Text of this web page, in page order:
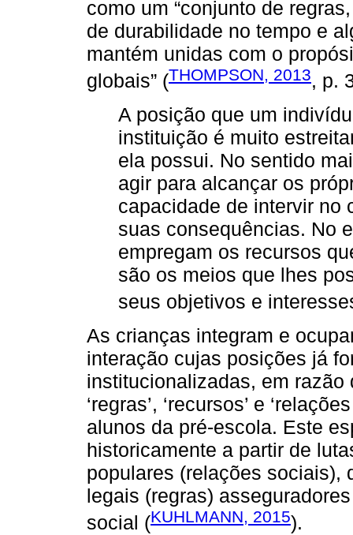
como um “conjunto de
de durabilidade no tempo e
mantém unidas com o
globais” (THOMPSON, 2013, p.
A posição que um
instituição é muito
ela possui. No sentido
agir para alcançar os
capacidade de intervir no
suas consequências. No
empregam os recursos
são os meios que lhes
seus objetivos e
As crianças integram e
interação cujas posições já
institucionalizadas, em
‘regras’, ‘recursos’ e
alunos da pré-escola. Este
historicamente a partir de
populares (relações sociais),
legais (regras)
social (KUHLMANN, 2015).